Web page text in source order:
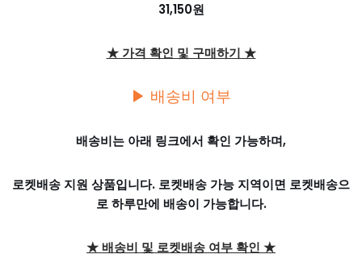
31,150원
★ 가격 확인 및 구매하기 ★
▶ 배송비 여부
배송비는 아래 링크에서 확인 가능하며,
로켓배송 지원 상품입니다. 로켓배송 가능 지역이면 로켓배송으
로 하루만에 배송이 가능합니다.
★ 배송비 및 로켓배송 여부 확인 ★